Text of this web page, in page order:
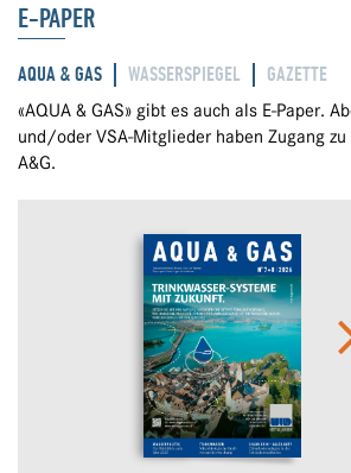
E-PAPER
AQUA & GAS WASSERSPIEGEL GAZETTE
«AQUA & GAS» gibt es auch als E-Paper.
und/oder VSA-Mitglieder haben Zugang
A&G.